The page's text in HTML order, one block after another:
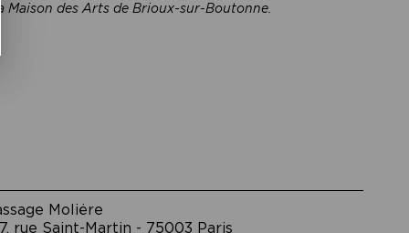
Maison des Arts de Brioux-sur-Boutonne.
Moliėre
rue Saint-Martin - 75003 Paris